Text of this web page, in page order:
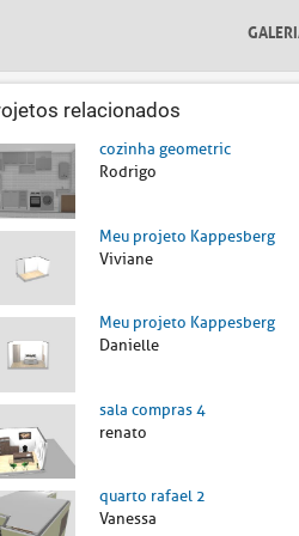
relacionados
cozinha geometric
Rodrigo
Meu projeto Kappesberg
Viviane
Meu projeto Kappesberg
Danielle
sala compras 4
renato
quarto rafael 2
Vanessa